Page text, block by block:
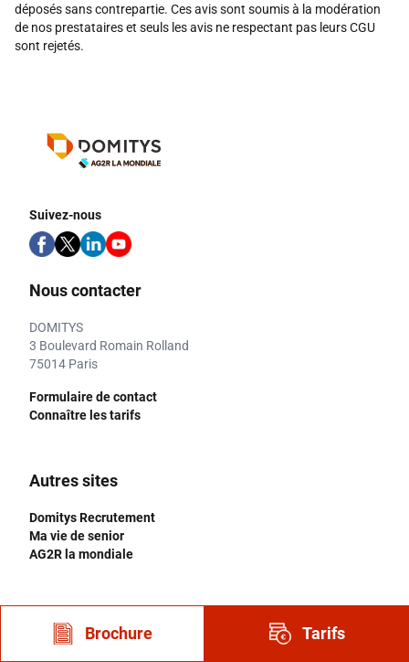
déposés sans contrepartie. Ces avis sont soumis à la modération
de nos prestataires et seuls les avis ne respectant pas leurs CGU
sont rejetés.
Suivez-nous
Nous contacter
DOMITYS
3 Boulevard Romain Rolland
75014 Paris
Formulaire de contact
Connaître les tarifs
Autres sites
Domitys Recrutement
Ma vie de senior
AG2R la mondiale
Autres rubriques
Brochure Tarifs